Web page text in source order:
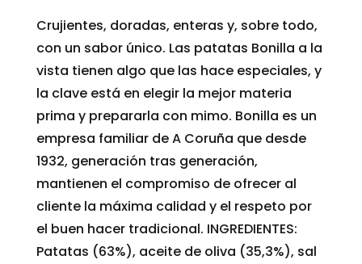
Crujientes, doradas, enteras y, sobre todo,
con un sabor único. Las patatas Bonilla a la
vista tienen algo que las hace especiales, y
la clave está en elegir la mejor materia
prima y prepararla con mimo. Bonilla es un
empresa familiar de A Coruña que desde
1932, generación tras generación,
mantienen el compromiso de ofrecer al
cliente la máxima calidad y el respeto por
el buen hacer tradicional. INGREDIENTES:
Patatas (63%), aceite de oliva (35,3%), sal